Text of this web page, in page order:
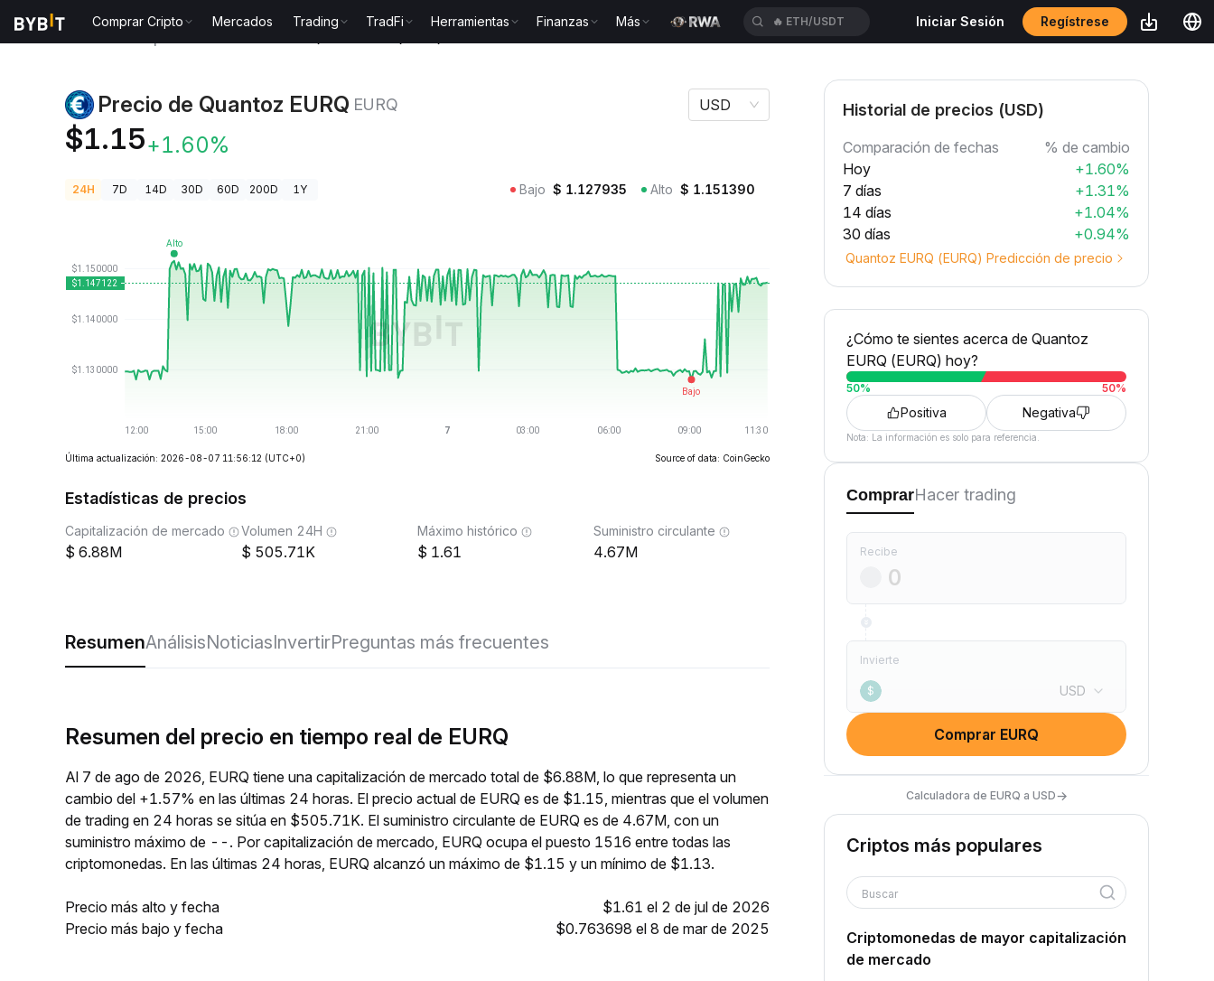
Comprar Cripto Mercados Trading TradFi Herramientas Finanzas Más 🔥 ACEUSDT Iniciar Sesión Regístrese
Precio de Quantoz EURQ EURQ
$1.15+1.60%
USD
24H 7D 14D 30D 60D 200D 1Y Bajo $ 1.127935 Alto $ 1.151390
Última actualización: 2026-08-07 11:56:12 (UTC+0) Source of data: CoinGecko
Estadísticas de precios
Capitalización de mercado
6.88M
Volumen 24H
505.71K
Máximo histórico
1.61
Suministro circulante
4.67M
ResumenAnálisisNoticiasInvertirPreguntas más frecuentes
Resumen del precio en tiempo real de EURQ
Al 7 de ago de 2026, EURQ tiene una capitalización de mercado total de $6.88M, lo que representa un
cambio del +1.57% en las últimas 24 horas. El precio actual de EURQ es de $1.15, mientras que el volumen
de trading en 24 horas se sitúa en $505.71K. El suministro circulante de EURQ es de 4.67M, con un
suministro máximo de --. Por capitalización de mercado, EURQ ocupa el puesto 1516 entre todas las
criptomonedas. En las últimas 24 horas, EURQ alcanzó un máximo de $1.15 y un mínimo de $1.13.
Precio más alto y fecha
$1.61 el 2 de jul de 2026
Precio más bajo y fecha
$0.763698 el 8 de mar de 2025
Historial de precios (USD)
Comparación de fechas
% de cambio
Hoy
+1.60%
7 días
+1.31%
14 días
+1.04%
30 días
+0.94%
Quantoz EURQ (EURQ) Predicción de precio
¿Cómo te sientes acerca de Quantoz
EURQ (EURQ) hoy?
50% 50%
Positiva Negativa
Nota: La información es solo para referencia.
ComprarHacer trading
Recibe
Invierte
$ USD
Comprar EURQ
Calculadora de EURQ a USD→
Criptos más populares
Buscar
Criptomonedas de mayor capitalización
de mercado